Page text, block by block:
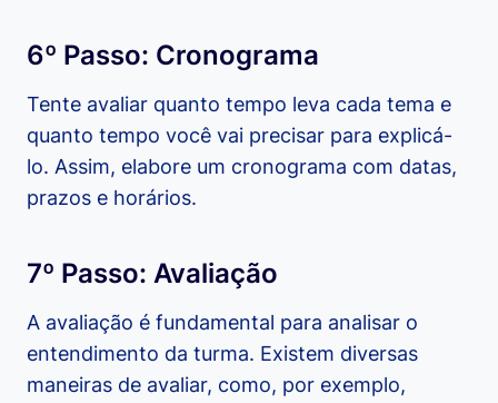
6º Passo: Cronograma
Tente avaliar quanto tempo leva cada tema e
quanto tempo você vai precisar para explicá-
lo. Assim, elabore um cronograma com datas,
prazos e horários.
7º Passo: Avaliação
A avaliação é fundamental para analisar o
entendimento da turma. Existem diversas
maneiras de avaliar, como, por exemplo,